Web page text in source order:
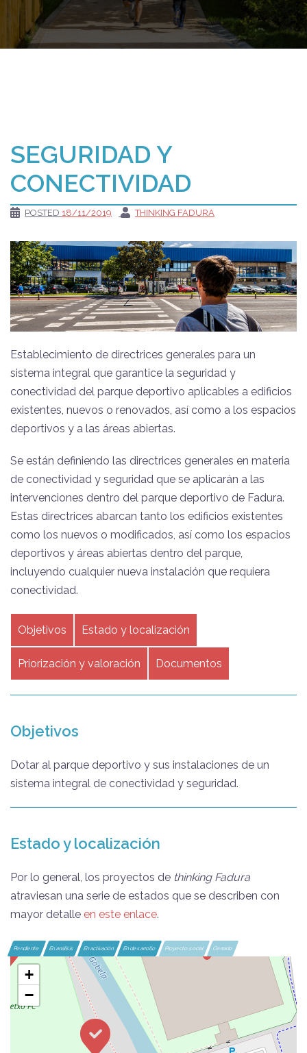
SEGURIDAD Y
CONECTIVIDAD
POSTED 18/11/2019 THINKING FADURA
Establecimiento de directrices generales para un
sistema integral que garantice la seguridad y
conectividad del parque deportivo aplicables a edificios
existentes, nuevos o renovados, así como a los espacios
deportivos y a las áreas abiertas.
Se están definiendo las directrices generales en materia
de conectividad y seguridad que se aplicarán a las
intervenciones dentro del parque deportivo de Fadura.
Estas directrices abarcan tanto los edificios existentes
como los nuevos o modificados, así como los espacios
deportivos y áreas abiertas dentro del parque,
incluyendo cualquier nueva instalación que requiera
conectividad.
Objetivos Estado y localización
Priorización y valoración Documentos
Objetivos
Dotar al parque deportivo y sus instalaciones de un
sistema integral de conectividad y seguridad.
Estado y localización
Por lo general, los proyectos de thinking Fadura
atraviesan una serie de estados que se describen con
mayor detalle en este enlace.
Pendiente En análisis En activación En desarrollo Proyecto social Cerrado
+
−